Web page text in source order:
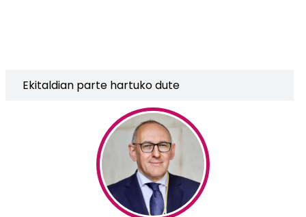
Ekitaldian parte hartuko dute